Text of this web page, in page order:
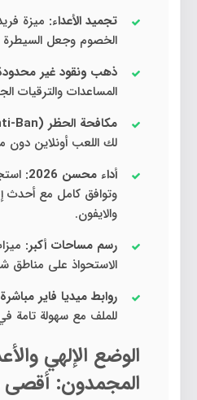
تجميد الأعداء: ميزة
الخصوم وجعل السيطرة
ذهب ونقود غير
المساعدات والترقيات
مكافحة الحظر (Anti-Ban):
لك اللعب أونلاين
أداء محسن 2026:
وتوافق كامل مع أحدث
والايفون.
رسم مساحات أكبر:
الاستحواذ على مناطق
روابط ميديا فاير
للملف مع سهولة تامة
الوضع الإلهي
المجمدون: أقصى